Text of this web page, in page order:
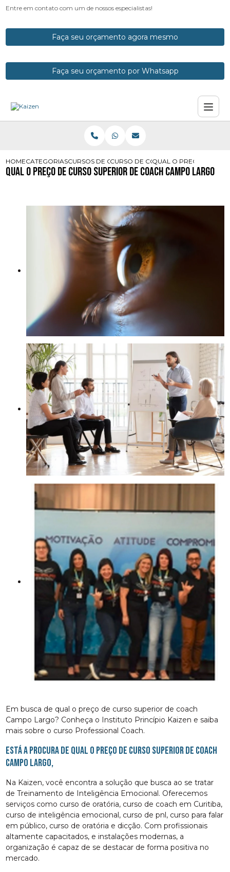
Entre em contato com um de nossos especialistas!
Faça seu orçamento agora mesmo
Faça seu orçamento por Whatsapp
HOMECATEGORIASCURSOS DE COACHCURSO DE COACH FINANCEIRO
QUAL O PRECO DE
Qual o Preço de Curso Superior de Coach Campo Largo
Em busca de qual o preço de curso superior de coach
Campo Largo? Conheça o Instituto Princípio Kaizen e saiba
mais sobre o curso Professional Coach.
Está a procura de qual o preço de curso superior de coach
Campo Largo,
Na Kaizen, você encontra a solução que busca ao se tratar
de Treinamento de Inteligência Emocional. Oferecemos
serviços como curso de oratória, curso de coach em Curitiba,
curso de inteligência emocional, curso de pnl, curso para falar
em público, curso de oratória e dicção. Com profissionais
altamente capacitados, e instalações modernas, a
organização é capaz de se destacar de forma positiva no
mercado.